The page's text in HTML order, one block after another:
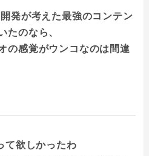
発が考えた最強のコンテン
たのなら、
の感覚がウンコなのは間違
て欲しかったわ